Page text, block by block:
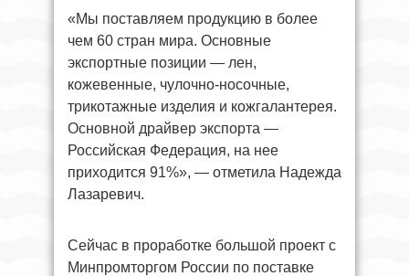
«Мы поставляем продукцию в более
чем 60 стран мира. Основные
экспортные позиции — лен,
кожевенные, чулочно-носочные,
трикотажные изделия и кожгалантерея.
Основной драйвер экспорта —
Российская Федерация, на нее
приходится 91%», — отметила Надежда
Лазаревич.
Сейчас в проработке большой проект с
Минпромторгом России по поставке